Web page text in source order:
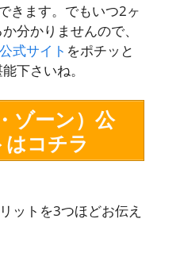
きます。でもいつ2ヶ
分かりませんので、
式サイト をポチッと
下さいね。
ゾーン）公
コチラ
ットを3つほどお伝え